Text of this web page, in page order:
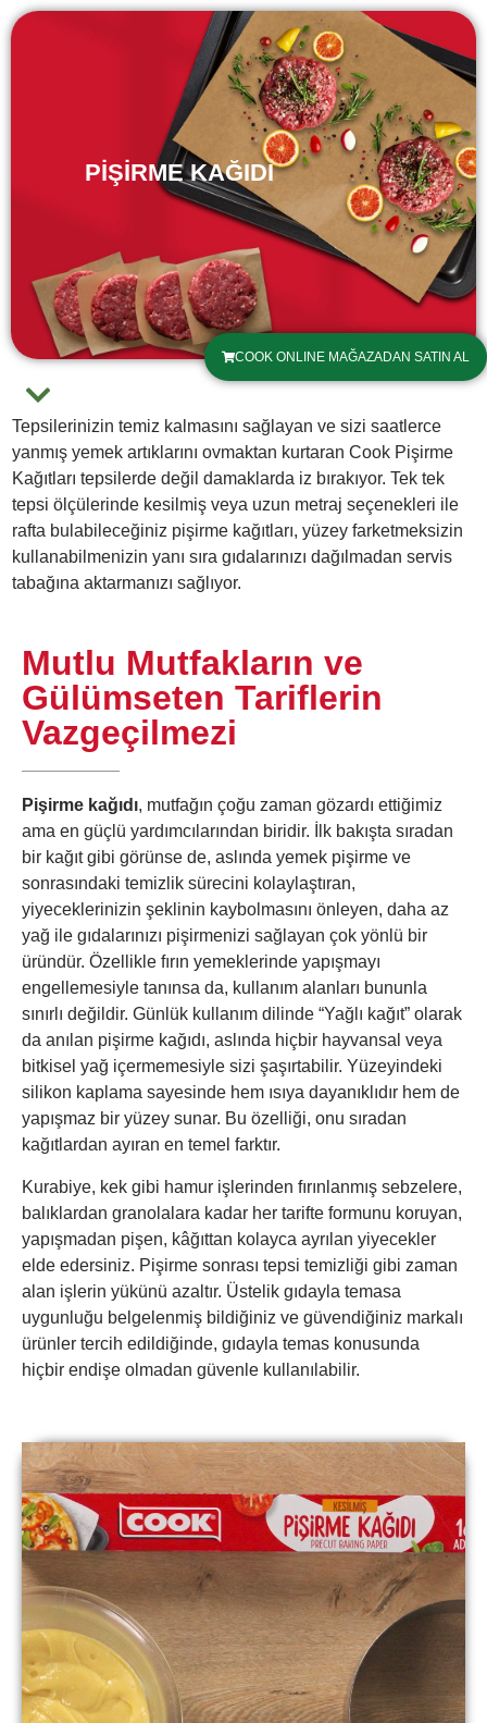
PİŞİRME KAĞIDI
Tepsilerinizin temiz kalmasını sağlayan ve sizi saatlerce
yanmış yemek artıklarını ovmaktan kurtaran Cook Pişirme
Kağıtları tepsilerde değil damaklarda iz bırakıyor. Tek tek
tepsi ölçülerinde kesilmiş veya uzun metraj seçenekleri ile
rafta bulabileceğiniz pişirme kağıtları, yüzey farketmeksizin
kullanabilmenizin yanı sıra gıdalarınızı dağılmadan servis
tabağına aktarmanızı sağlıyor.
COOK ONLINE MAĞAZADAN SATIN AL
Mutlu Mutfakların ve
Gülümseten Tariflerin
Vazgeçilmezi
Pişirme kağıdı, mutfağın çoğu zaman gözardı ettiğimiz
ama en güçlü yardımcılarından biridir. İlk bakışta sıradan
bir kağıt gibi görünse de, aslında yemek pişirme ve
sonrasındaki temizlik sürecini kolaylaştıran,
yiyeceklerinizin şeklinin kaybolmasını önleyen, daha az
yağ ile gıdalarınızı pişirmenizi sağlayan çok yönlü bir
üründür. Özellikle fırın yemeklerinde yapışmayı
engellemesiyle tanınsa da, kullanım alanları bununla
sınırlı değildir. Günlük kullanım dilinde “Yağlı kağıt” olarak
da anılan pişirme kağıdı, aslında hiçbir hayvansal veya
bitkisel yağ içermemesiyle sizi şaşırtabilir. Yüzeyindeki
silikon kaplama sayesinde hem ısıya dayanıklıdır hem de
yapışmaz bir yüzey sunar. Bu özelliği, onu sıradan
kağıtlardan ayıran en temel farktır.
Kurabiye, kek gibi hamur işlerinden fırınlanmış sebzelere,
balıklardan granolalara kadar her tarifte formunu koruyan,
yapışmadan pişen, kâğıttan kolayca ayrılan yiyecekler
elde edersiniz. Pişirme sonrası tepsi temizliği gibi zaman
alan işlerin yükünü azaltır. Üstelik gıdayla temasa
uygunluğu belgelenmiş bildiğiniz ve güvendiğiniz markalı
ürünler tercih edildiğinde, gıdayla temas konusunda
hiçbir endişe olmadan güvenle kullanılabilir.